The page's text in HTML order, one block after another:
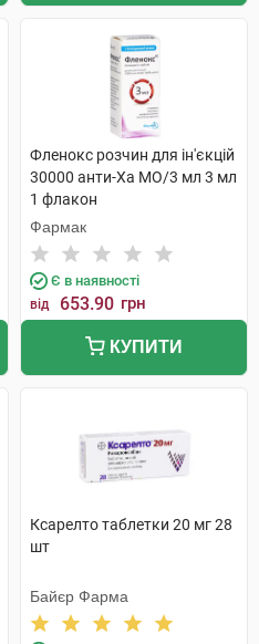
Фленокс розчин для ін'єкцій
30000 анти-Ха МО/3 мл 3 мл
1 флакон
Фармак
Є в наявності
від 653.90 грн
КУПИТИ
Ксарелто таблетки 20 мг 28
шт
Байєр Фарма